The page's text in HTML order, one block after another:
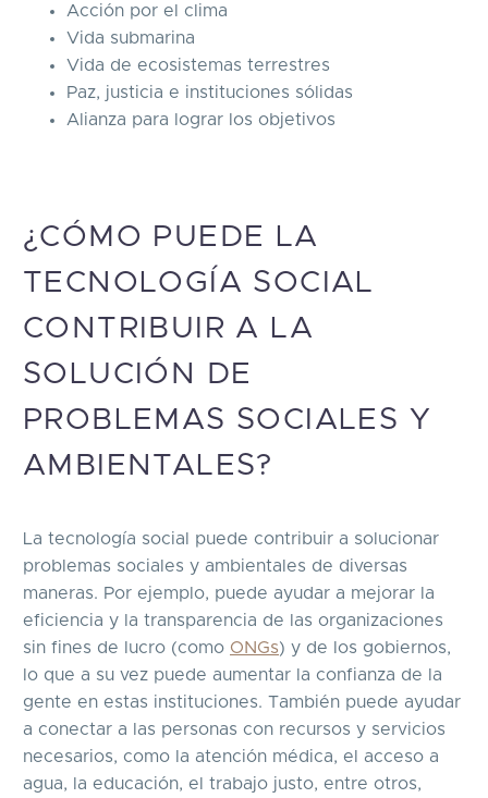
Acción por el clima
Vida submarina
Vida de ecosistemas terrestres
Paz, justicia e instituciones sólidas
Alianza para lograr los objetivos
¿CÓMO PUEDE LA
TECNOLOGÍA SOCIAL
CONTRIBUIR A LA
SOLUCIÓN DE
PROBLEMAS SOCIALES Y
AMBIENTALES?
La tecnología social puede contribuir a solucionar
problemas sociales y ambientales de diversas
maneras. Por ejemplo, puede ayudar a mejorar la
eficiencia y la transparencia de las organizaciones
sin fines de lucro (como ONGs) y de los gobiernos,
lo que a su vez puede aumentar la confianza de la
gente en estas instituciones. También puede ayudar
a conectar a las personas con recursos y servicios
necesarios, como la atención médica, el acceso a
agua, la educación, el trabajo justo, entre otros,